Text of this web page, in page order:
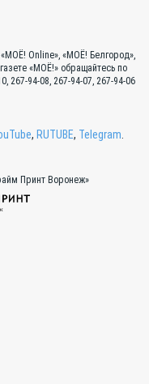
Online», «МОЁ! Белгород»,
«МОЁ!» обращайтесь по
267-94-08, 267-94-07, 267-94-06
, RUTUBE, Telegram
Принт Воронеж»